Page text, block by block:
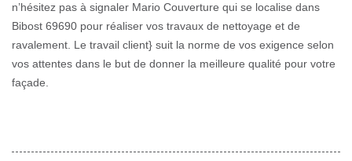
n’hésitez pas à signaler Mario Couverture qui se localise dans
Bibost 69690 pour réaliser vos travaux de nettoyage et de
ravalement. Le travail client} suit la norme de vos exigence selon
vos attentes dans le but de donner la meilleure qualité pour votre
façade.